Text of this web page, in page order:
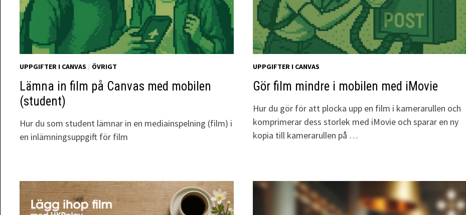
UPPGIFTER I CANVAS / ÖVRIGT
Lämna in film på Canvas med mobilen
(student)
Hur du som student lämnar in en mediainspelning (film) i
en inlämningsuppgift för film
UPPGIFTER I CANVAS
Gör film mindre i mobilen med iMovie
Hur du gör för att plocka upp en film i kamerarullen och
komprimerar dess storlek med iMovie och sparar en ny
kopia till kamerarullen på …